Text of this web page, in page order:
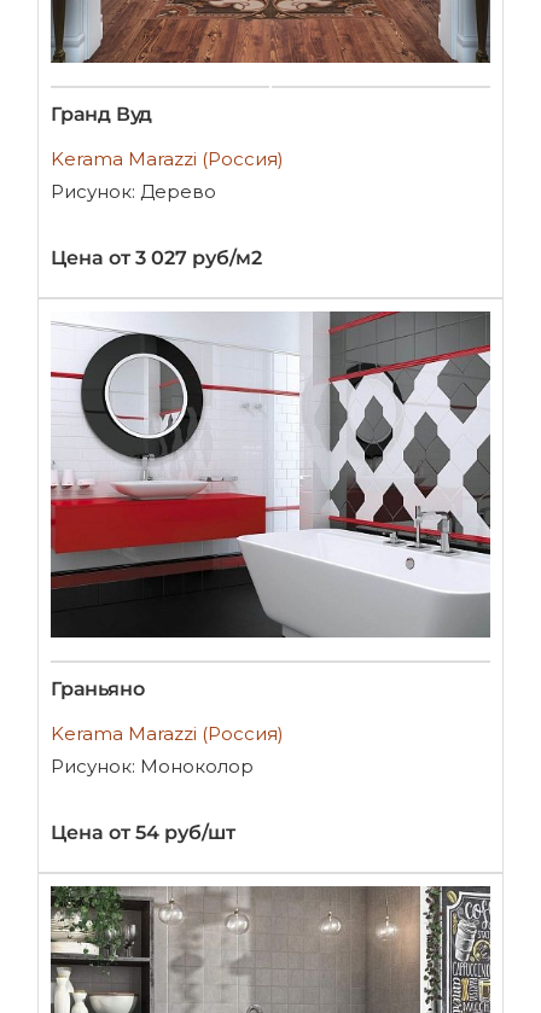
Гранд Вуд
Kerama Marazzi (Россия)
Рисунок: Дерево
Цена от 3 027 руб/м2
Граньяно
Kerama Marazzi (Россия)
Рисунок: Моноколор
Цена от 54 руб/шт